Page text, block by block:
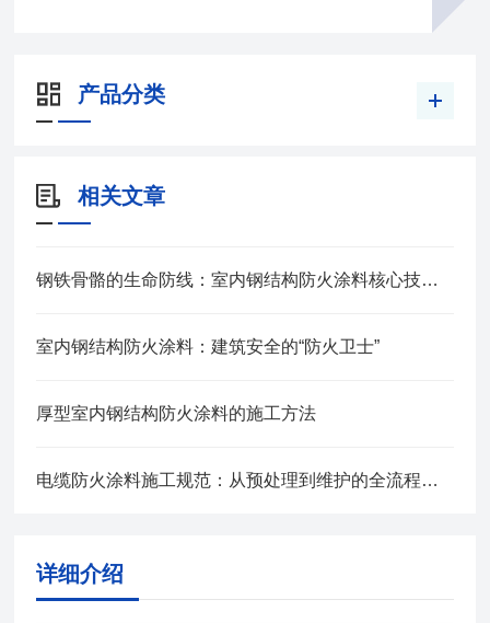
产品分类
相关文章
钢铁骨骼的生命防线：室内钢结构防火涂料核心技术解析
室内钢结构防火涂料：建筑安全的“防火卫士”
厚型室内钢结构防火涂料的施工方法
电缆防火涂料施工规范：从预处理到维护的全流程管控
详细介绍